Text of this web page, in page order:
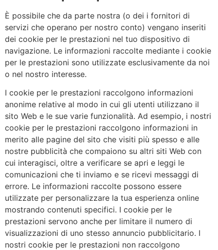
È possibile che da parte nostra (o dei i fornitori di
servizi che operano per nostro conto) vengano inseriti
dei cookie per le prestazioni nel tuo dispositivo di
navigazione. Le informazioni raccolte mediante i cookie
per le prestazioni sono utilizzate esclusivamente da noi
o nel nostro interesse.
I cookie per le prestazioni raccolgono informazioni
anonime relative al modo in cui gli utenti utilizzano il
sito Web e le sue varie funzionalità. Ad esempio, i nostri
cookie per le prestazioni raccolgono informazioni in
merito alle pagine del sito che visiti più spesso e alle
nostre pubblicità che compaiono su altri siti Web con
cui interagisci, oltre a verificare se apri e leggi le
comunicazioni che ti inviamo e se ricevi messaggi di
errore. Le informazioni raccolte possono essere
utilizzate per personalizzare la tua esperienza online
mostrando contenuti specifici. I cookie per le
prestazioni servono anche per limitare il numero di
visualizzazioni di uno stesso annuncio pubblicitario. I
nostri cookie per le prestazioni non raccolgono